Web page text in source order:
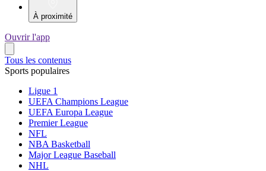
À proximité
Ouvrir l'app
Tous les contenus
Sports populaires
Ligue 1
UEFA Champions League
UEFA Europa League
Premier League
NFL
NBA Basketball
Major League Baseball
NHL